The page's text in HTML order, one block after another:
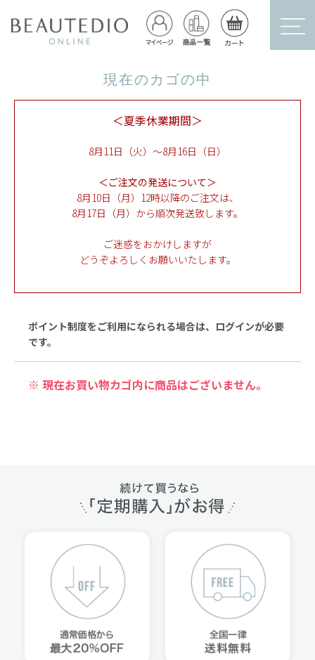
現在のカゴの中
＜夏季休業期間＞
8月11日（火）～8月16日（日）
＜ご注文の発送について＞
8月10日（月）12時以降のご注文は、
8月17日（月）から順次発送致します。
ご迷惑をおかけしますが
どうぞよろしくお願いいたします。
ポイント制度をご利用になられる場合は、ログインが必要
です。
※ 現在お買い物カゴ内に商品はございません。